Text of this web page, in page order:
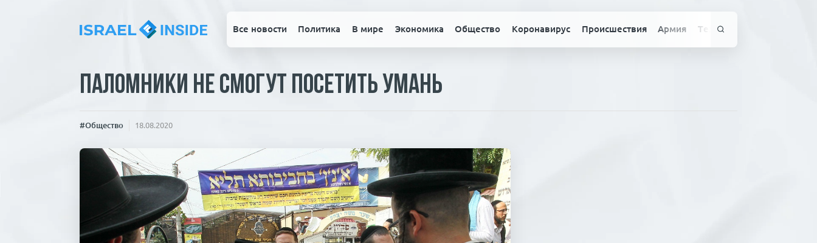
Все новости Политика В мире Экономика Общество Коронавирус Происшествия Армия Технологии
Паломники не смогут посетить Умань
#Общество 18.08.2020